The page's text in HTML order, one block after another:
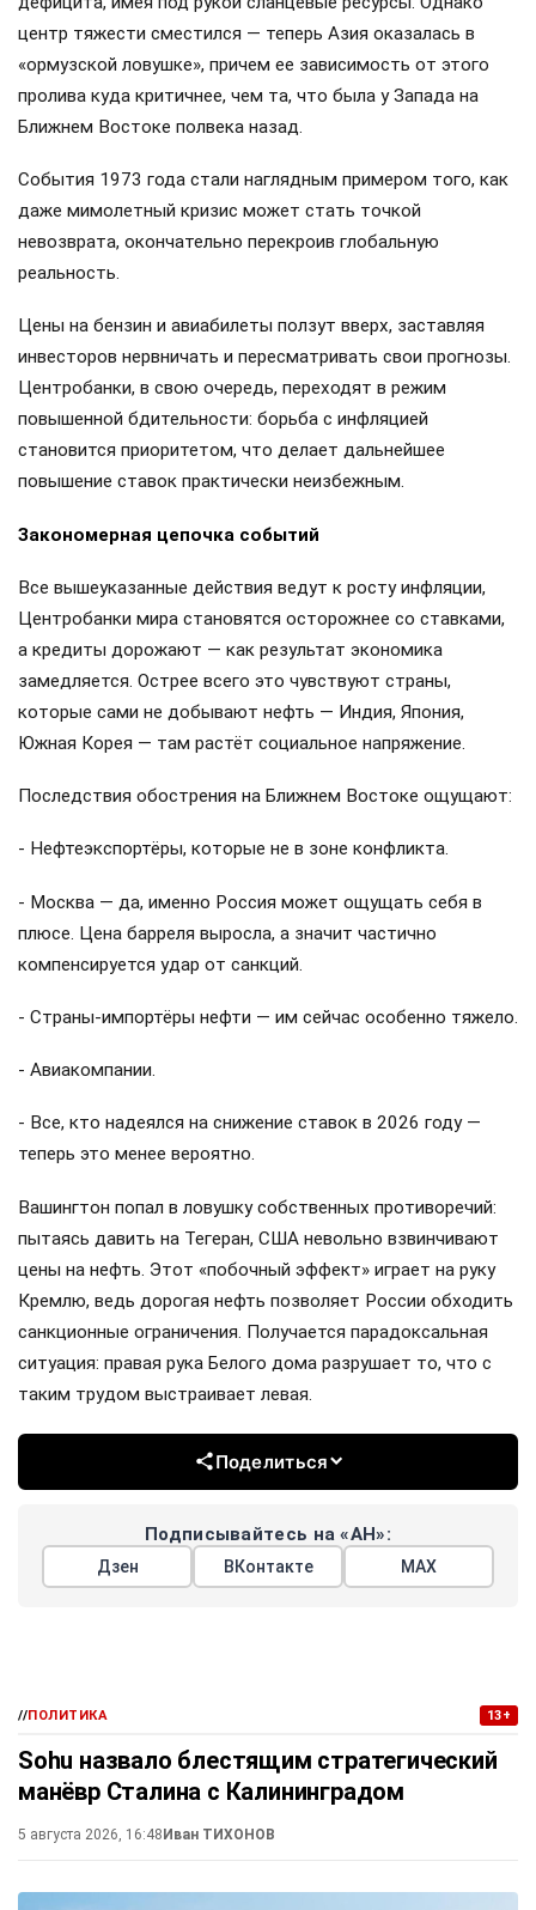
центр тяжести сместился — теперь Азия оказалась в
«ормузской ловушке», причем ее зависимость от этого
пролива куда критичнее, чем та, что была у Запада на
Ближнем Востоке полвека назад.
События 1973 года стали наглядным примером того, как
даже мимолетный кризис может стать точкой
невозврата, окончательно перекроив глобальную
реальность.
Цены на бензин и авиабилеты ползут вверх, заставляя
инвесторов нервничать и пересматривать свои прогнозы.
Центробанки, в свою очередь, переходят в режим
повышенной бдительности: борьба с инфляцией
становится приоритетом, что делает дальнейшее
повышение ставок практически неизбежным.
Закономерная цепочка событий
Все вышеуказанные действия ведут к росту инфляции,
Центробанки мира становятся осторожнее со ставками,
а кредиты дорожают — как результат экономика
замедляется. Острее всего это чувствуют страны,
которые сами не добывают нефть — Индия, Япония,
Южная Корея — там растёт социальное напряжение.
Последствия обострения на Ближнем Востоке ощущают:
- Нефтеэкспортёры, которые не в зоне конфликта.
- Москва — да, именно Россия может ощущать себя в
плюсе. Цена барреля выросла, а значит частично
компенсируется удар от санкций.
- Страны-импортёры нефти — им сейчас особенно тяжело.
- Авиакомпании.
- Все, кто надеялся на снижение ставок в 2026 году —
теперь это менее вероятно.
Вашингтон попал в ловушку собственных противоречий:
пытаясь давить на Тегеран, США невольно взвинчивают
цены на нефть. Этот «побочный эффект» играет на руку
Кремлю, ведь дорогая нефть позволяет России обходить
санкционные ограничения. Получается парадоксальная
ситуация: правая рука Белого дома разрушает то, что с
таким трудом выстраивает левая.
Поделиться
Подписывайтесь на «АН»:
Дзен ВКонтакте МАХ
//ПОЛИТИКА 13+
Sohu назвало блестящим стратегический
манёвр Сталина с Калининградом
5 августа 2026, 16:48Иван ТИХОНОВ